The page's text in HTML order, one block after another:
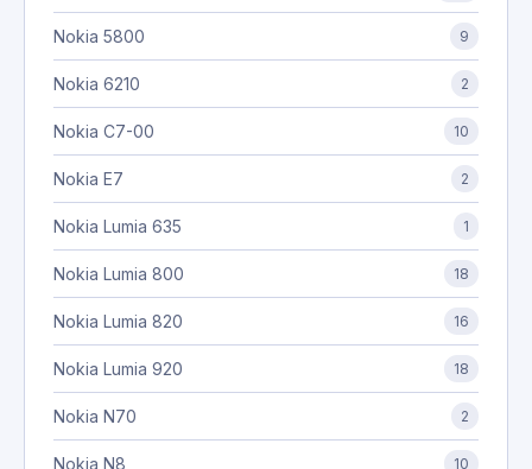
Nokia 5800 9
Nokia 6210 2
Nokia C7-00 10
Nokia E7 2
Nokia Lumia 635 1
Nokia Lumia 800 18
Nokia Lumia 820 16
Nokia Lumia 920 18
Nokia N70 2
Nokia N8 10